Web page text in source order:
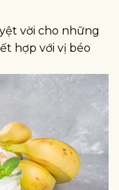
vời cho những
hợp với vị béo